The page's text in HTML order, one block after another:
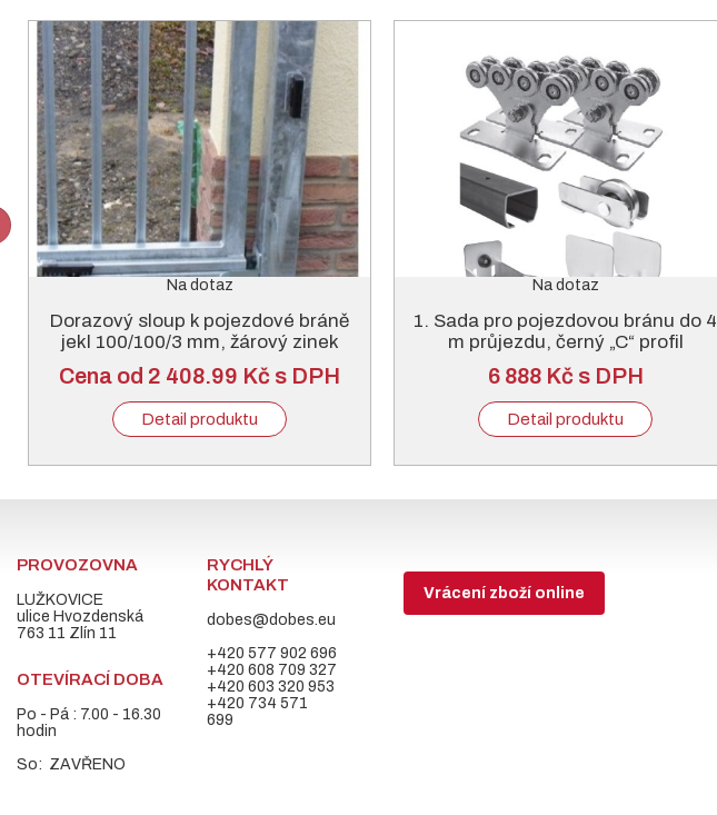
Na dotaz
Dorazový sloup k pojezdové bráně
jekl 100/100/3 mm, žárový zinek
Cena od 2 408.99 Kč s DPH
Detail produktu
Na dotaz
1. Sada pro pojezdovou bránu do 4
m průjezdu, černý „C“ profil
6 888 Kč s DPH
Detail produktu
PROVOZOVNA
LUŽKOVICE
ulice Hvozdenská
763 11 Zlín 11
OTEVÍRACÍ DOBA
Po - Pá : 7.00 - 16.30
hodin
So: ZAVŘENO
RYCHLÝ
KONTAKT
dobes@dobes.eu
+420 577 902 696
+420 608 709 327
+420 603 320 953
+420 734 571
699
Vrácení zboží online